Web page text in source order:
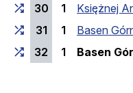
30
1
Księżnej
31
1
Basen
32
1 Basen